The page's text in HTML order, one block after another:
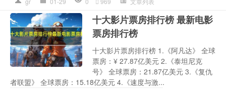
十大影片票房排行榜 最新电影
票房排行榜
十大影片票房排行榜 1.《阿凡达》 全球
票房：¥ 27.87亿美元 2.《泰坦尼克
号》 全球票房：21.87亿美元 3.《复仇
者联盟》 全球票房：15.18亿美元 4.《速度与激...